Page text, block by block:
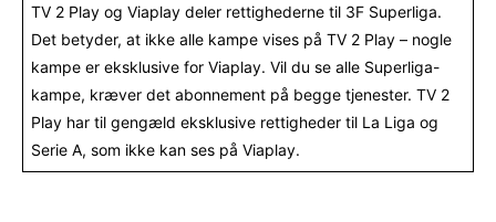
TV 2 Play og Viaplay deler rettighederne til 3F Superliga.
Det betyder, at ikke alle kampe vises på TV 2 Play – nogle
kampe er eksklusive for Viaplay. Vil du se alle Superliga-
kampe, kræver det abonnement på begge tjenester. TV 2
Play har til gengæld eksklusive rettigheder til La Liga og
Serie A, som ikke kan ses på Viaplay.